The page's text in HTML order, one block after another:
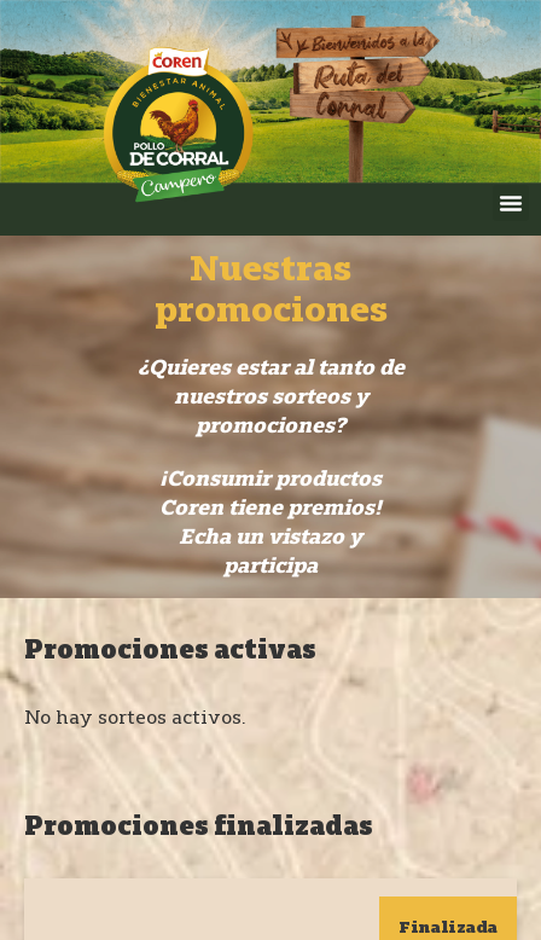
Nuestras
promociones
¿Quieres estar al tanto de
nuestros sorteos y
promociones?
¡Consumir productos
Coren tiene premios!
Echa un vistazo y
participa
Promociones activas
No hay sorteos activos.
Promociones finalizadas
Finalizada